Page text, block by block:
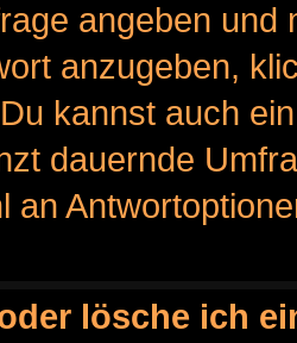
angeben und
anzugeben,
kannst auch
dauernde
an
lösche ich